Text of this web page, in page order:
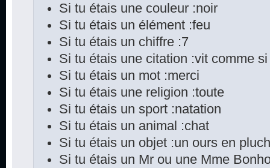
Si tu étais une couleur :noir
Si tu étais un élément :feu
Si tu étais un chiffre :7
Si tu étais une citation :vit comme
Si tu étais un mot :merci
Si tu étais une religion :toute
Si tu étais un sport :natation
Si tu étais un animal :chat
Si tu étais un objet :un ours en
Si tu étais un Mr ou une Mme